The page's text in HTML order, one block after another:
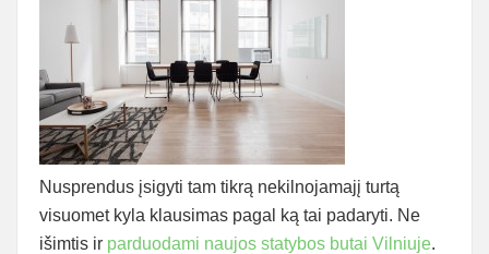
Nusprendus įsigyti tam tikrą nekilnojamajį turtą
visuomet kyla klausimas pagal ką tai padaryti. Ne
išimtis ir parduodami naujos statybos butai Vilniuje.